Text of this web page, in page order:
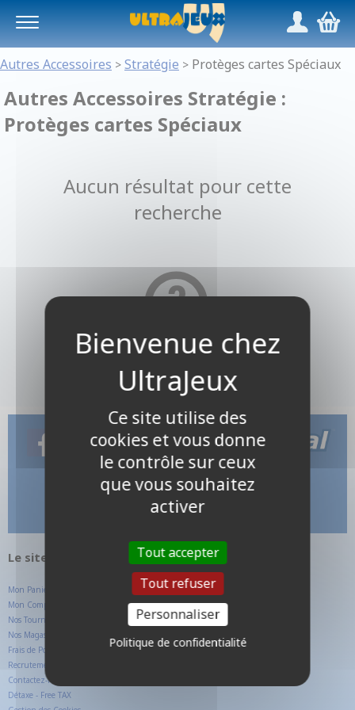
/,
Autres Accessoires > Stratégie > Protèges cartes Spéciaux
Autres Accessoires Stratégie :
Protèges cartes Spéciaux
Aucun résultat pour cette
recherche
Le site internet UltraJeux.com
Mon Panier
Mon Compte Client
Nos Tournois
Nos Magasins
Frais de Ports
Recrutement
Contactez-nous
Détaxe - Free TAX
Ce site utilise des
cookies et vous donne
le contrôle sur ceux
que vous souhaitez
activer
Tout accepter
Tout refuser
Personnaliser
Politique de confidentialité